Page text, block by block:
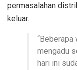
permasalahan
keluar.
“Beberapa
mengadu
hari ini